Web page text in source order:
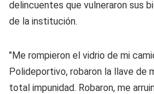
delincuentes que vulneraron sus
de la institución.
"Me rompieron el vidrio de mi
Polideportivo, robaron la llave de
total impunidad. Robaron, me